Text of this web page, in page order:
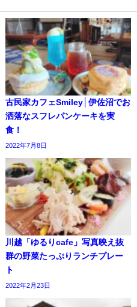
古民家カフェSmiley│伊佐沼でお
洒落なスフレパンケーキを実
食！
2022年7月8日
川越「ゆるりcafe」写真映え抜
群の野菜たっぷりランチプレー
ト
2022年2月23日